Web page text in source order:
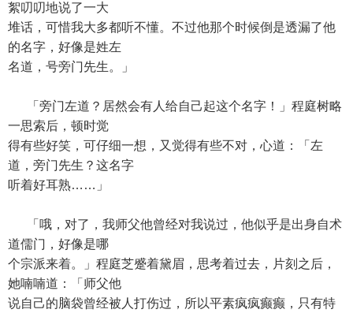
絮叨叨地说了一大
堆话，可惜我大多都听不懂。不过他那个时候倒是透漏了他
的名字，好像是姓左
名道，号旁门先生。」
「旁门左道？居然会有人给自己起这个名字！」程庭树略
一思索后，顿时觉
得有些好笑，可仔细一想，又觉得有些不对，心道：「左
道，旁门先生？这名字
听着好耳熟……」
「哦，对了，我师父他曾经对我说过，他似乎是出身自术
道儒门，好像是哪
个宗派来着。」程庭芝蹙着黛眉，思考着过去，片刻之后，
她喃喃道：「师父他
说自己的脑袋曾经被人打伤过，所以平素疯疯癫癫，只有特